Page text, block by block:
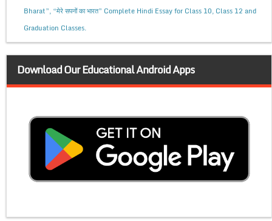
Bharat”, “मेरे सपनों का भारत” Complete Hindi Essay for Class 10, Class 12 and
Graduation Classes.
Download Our Educational Android Apps